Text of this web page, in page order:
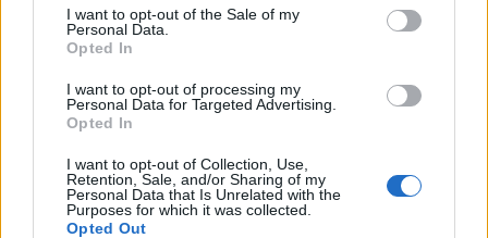
I want to opt-out of the Sale of my
Personal Data.
Opted In
I want to opt-out of processing my
Personal Data for Targeted Advertising.
Opted In
I want to opt-out of Collection, Use,
Retention, Sale, and/or Sharing of my
Personal Data that Is Unrelated with the
Purposes for which it was collected.
Opted Out
La crisi di governo preoccupa i
mercati Spread a 350 punti,
banche a picco
15/12/2012